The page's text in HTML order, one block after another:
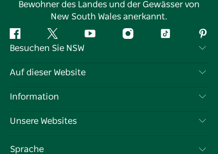
Bewohner des Landes und der Gewässer von
New South Wales anerkannt.
Facebook Twitter YouTube InstagramTikTok
Besuchen Sie NSW
Kontaktieren Sie uns
Cookie-Hinweis
Auf dieser Website
Reiseziele
Veranstaltungen
Information
Reiseinformationen
Unsere Websites
Sprache